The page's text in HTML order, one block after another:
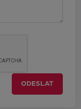
ODESLAT